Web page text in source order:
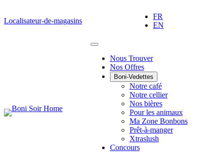
au
contenu
Localisateur-de-magasins
FR
EN
Main
Menu
Nous Trouver
Nos Offres
Boni-Vedettes
Notre café
Notre cellier
Nos bières
Pour les animaux
Ma Zone Bonbons
Prêt-à-manger
Xtraslush
Concours